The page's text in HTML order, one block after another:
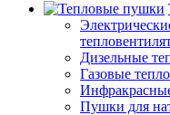
Дизельные
Газовые
Пушки для